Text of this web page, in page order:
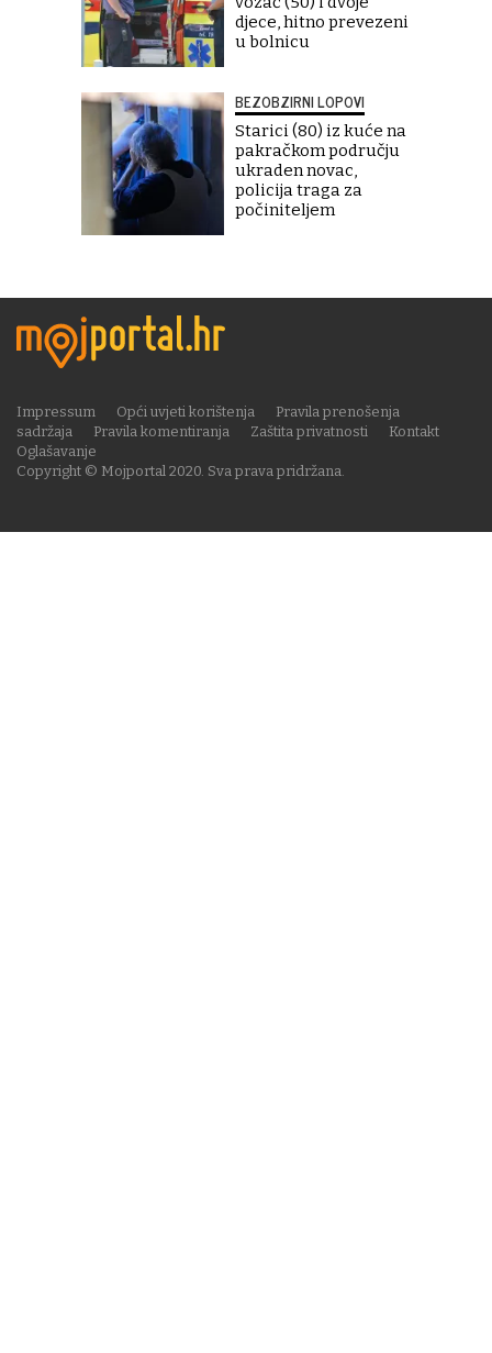
djece, hitno prevezeni
u bolnicu
BEZOBZIRNI LOPOVI
Starici (80) iz kuće na
pakračkom području
ukraden novac,
policija traga za
počiniteljem
Copyright © Mojportal 2020. Sva prava pridržana.
Impressum Opći uvjeti korištenja
Pravila prenošenja
sadržaja
Pravila komentiranja Zaštita privatnosti
Kontakt
Oglašavanje